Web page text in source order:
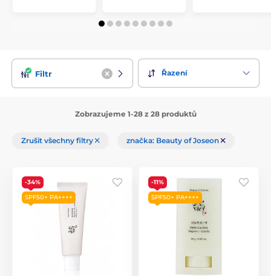
Filtr Řazení
Zobrazujeme 1-28 z 28 produktů
Zrušit všechny filtry značka: Beauty of Joseon
-34%
SPF50+ PA++++
-11%
SPF50+ PA++++